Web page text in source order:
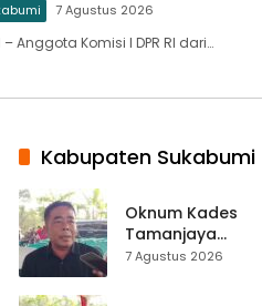
7 Agustus 2026
– Anggota Komisi I DPR RI dari…
Kabupaten Sukabumi
Oknum Kades
Tamanjaya
Terjerat Kasus
7 Agustus 2026